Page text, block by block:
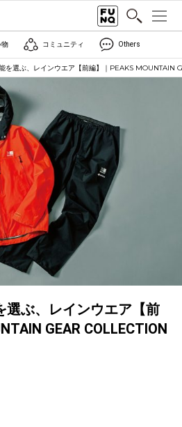
物 コミュニティ Others
を選ぶ、レインウエア【前編】｜PEAKS MOUNTAIN
選ぶ、レインウエア【前
GEAR COLLECTION